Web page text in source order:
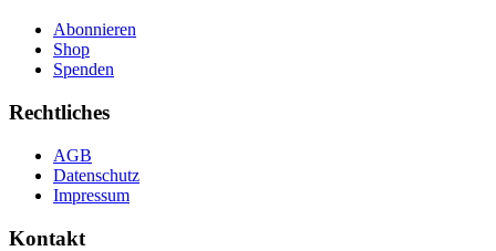
Abonnieren
Shop
Spenden
Rechtliches
AGB
Datenschutz
Impressum
Kontakt